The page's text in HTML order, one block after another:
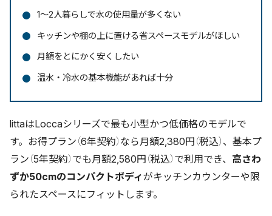
1〜2人暮らしで水の使用量が多くない
キッチンや棚の上に置ける省スペースモデルがほしい
月額をとにかく安くしたい
温水・冷水の基本機能があれば十分
littaはLoccaシリーズで最も小型かつ低価格のモデルで
す。お得プラン（6年契約）なら月額2,380円（税込）、基本プ
ラン（5年契約）でも月額2,580円（税込）で利用でき、 高さわ
ずか50cmのコンパクトボディがキッチンカウンターや限
られたスペースにフィットします。